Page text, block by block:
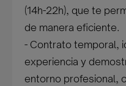
(14h-22h), que te
de manera eficiente.
- Contrato temporal,
experiencia y
entorno profesional,